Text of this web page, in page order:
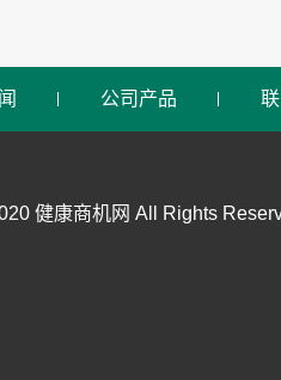
公司产品
健康商机网 All Rights